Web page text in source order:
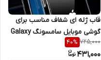
قاب ژله ای شفاف مناسب برای
گوشی موبایل سامسونگ Galaxy
S22 Plus
725,000
40%
431,000